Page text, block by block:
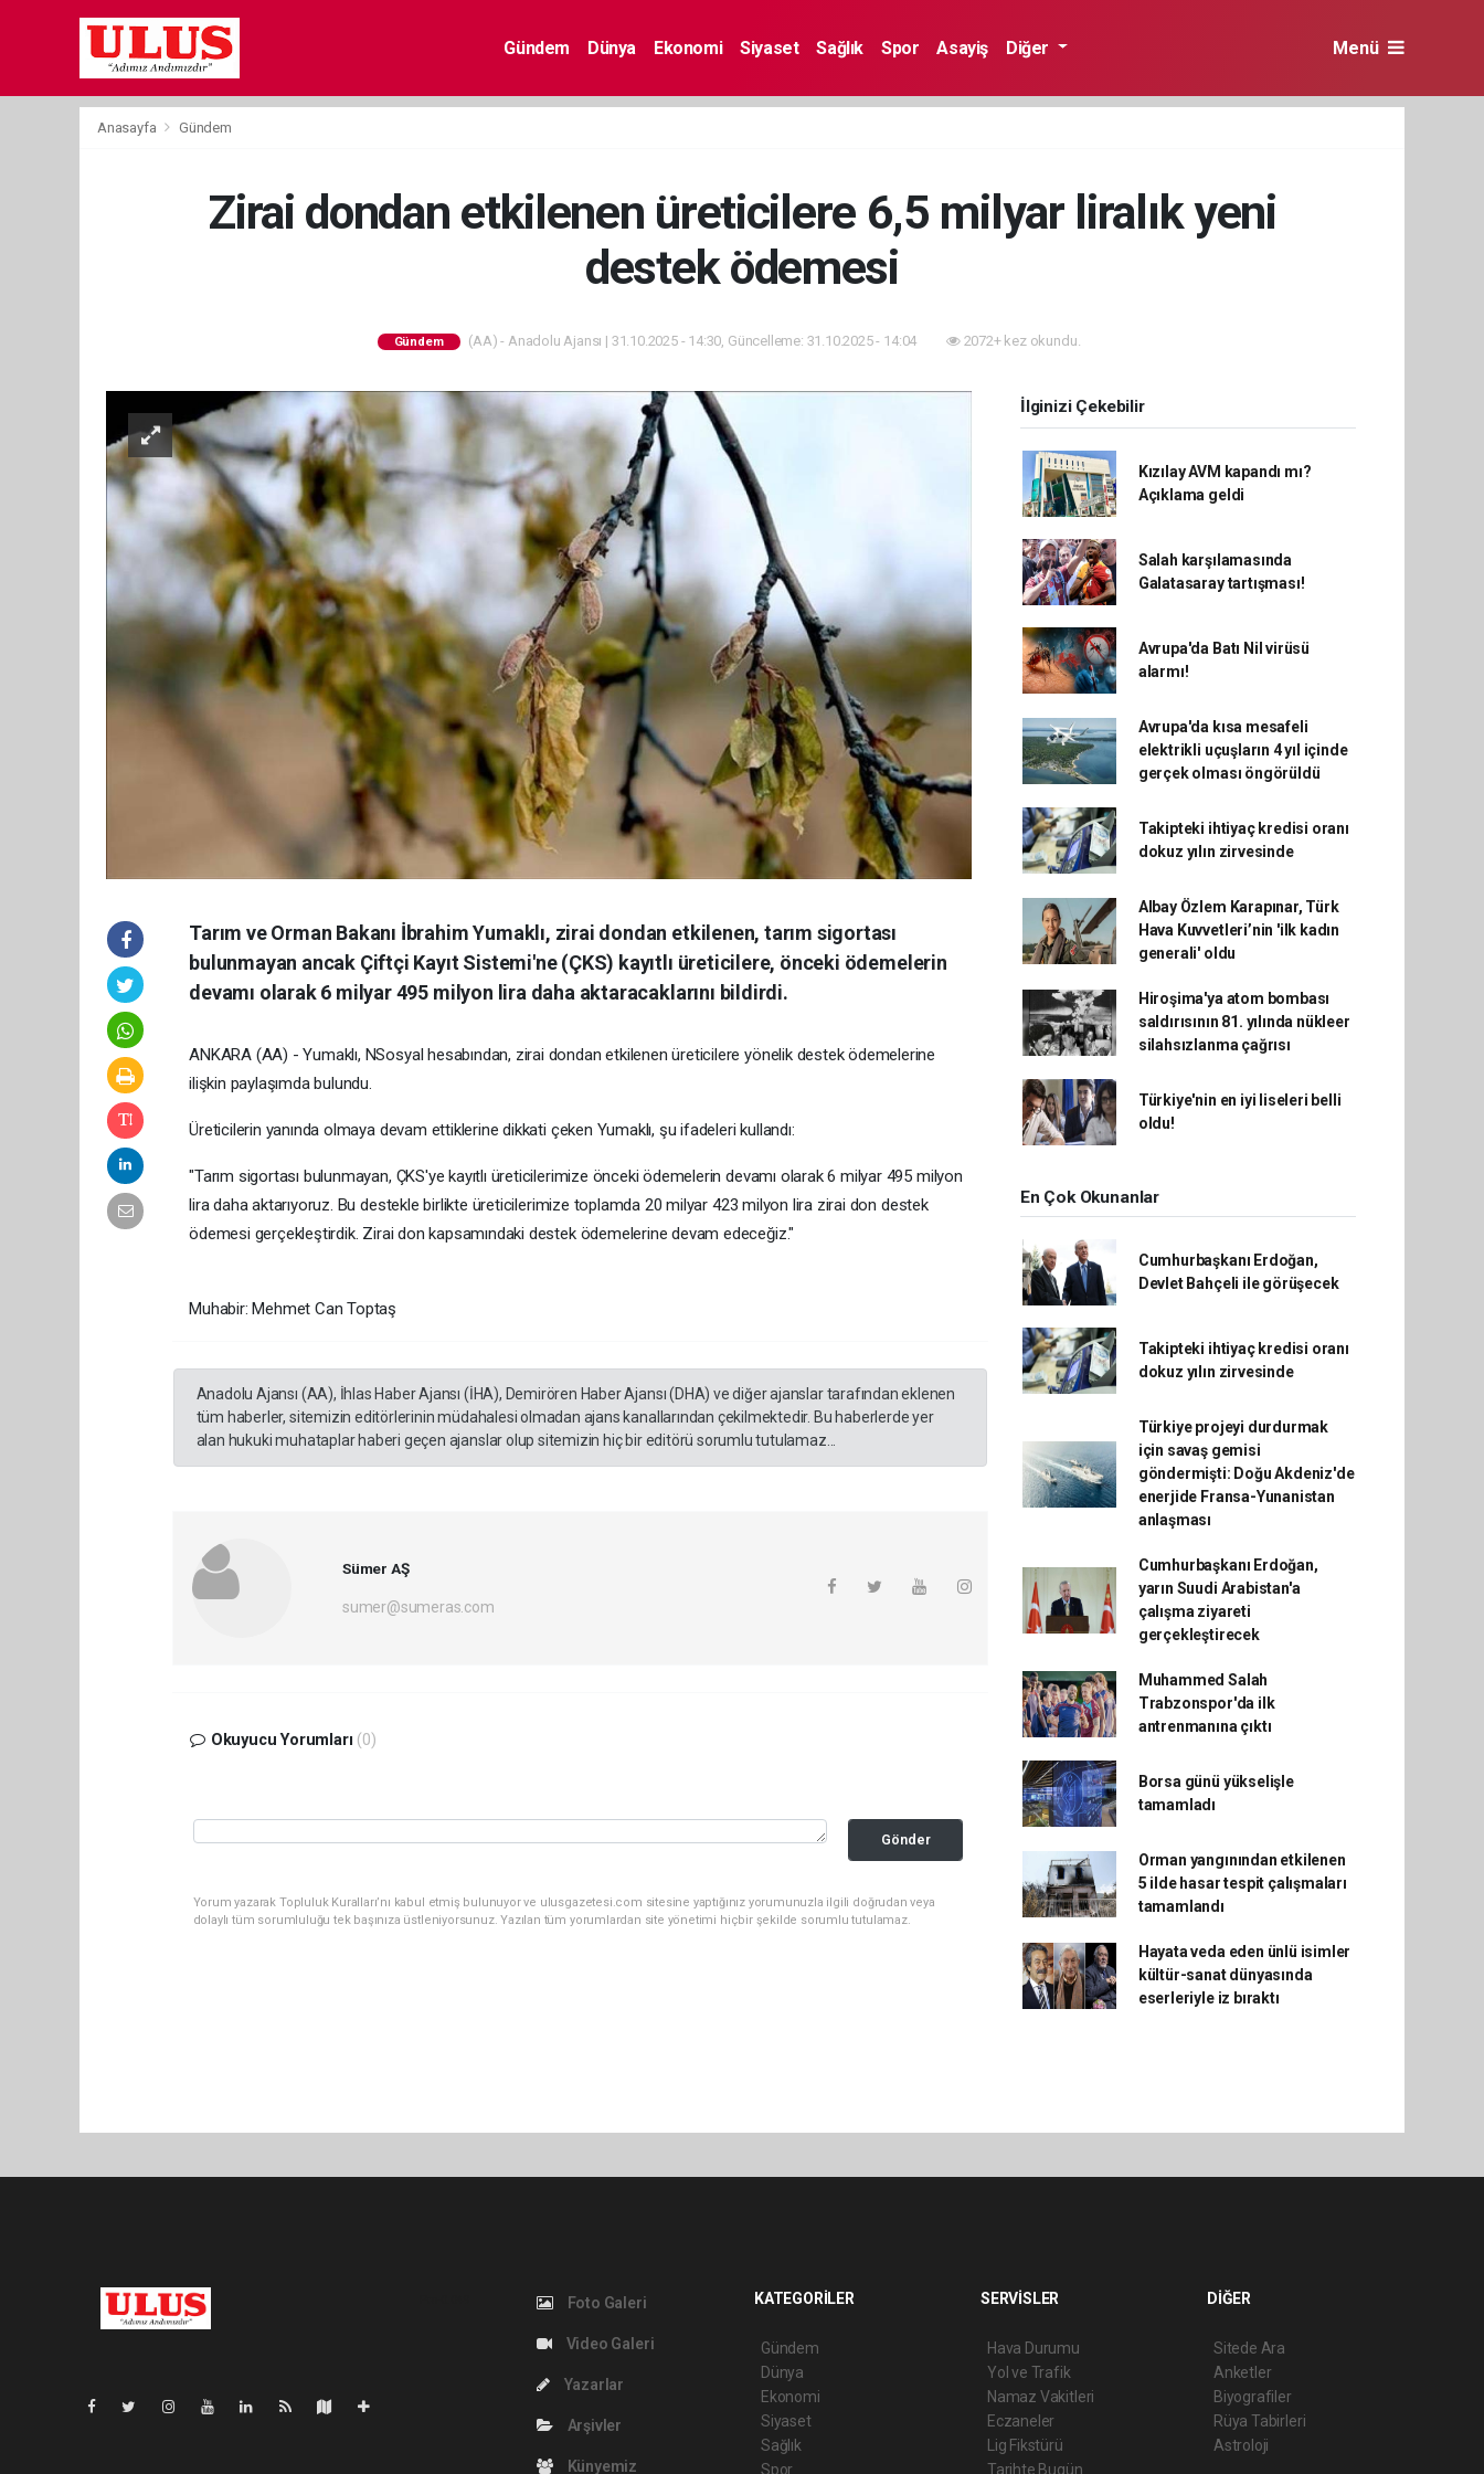
Gündem Dünya Ekonomi Siyaset Sağlık Spor Asayiş Diğer Menü
Anasayfa Gündem
Zirai dondan etkilenen üreticilere 6,5 milyar liralık yeni
destek ödemesi
Gündem (AA) - Anadolu Ajansı | 31.10.2025 - 14:30, Güncelleme: 31.10.2025 - 14:04 2072+ kez okundu.
Tarım ve Orman Bakanı İbrahim Yumaklı, zirai dondan etkilenen, tarım sigortası
bulunmayan ancak Çiftçi Kayıt Sistemi'ne (ÇKS) kayıtlı üreticilere, önceki ödemelerin
devamı olarak 6 milyar 495 milyon lira daha aktaracaklarını bildirdi.
ANKARA (AA) - Yumaklı, NSosyal hesabından, zirai dondan etkilenen üreticilere yönelik destek ödemelerine
ilişkin paylaşımda bulundu.
Üreticilerin yanında olmaya devam ettiklerine dikkati çeken Yumaklı, şu ifadeleri kullandı:
"Tarım sigortası bulunmayan, ÇKS'ye kayıtlı üreticilerimize önceki ödemelerin devamı olarak 6 milyar 495 milyon
lira daha aktarıyoruz. Bu destekle birlikte üreticilerimize toplamda 20 milyar 423 milyon lira zirai don destek
ödemesi gerçekleştirdik. Zirai don kapsamındaki destek ödemelerine devam edeceğiz."
Muhabir: Mehmet Can Toptaş
Anadolu Ajansı (AA), İhlas Haber Ajansı (İHA), Demirören Haber Ajansı (DHA) ve diğer ajanslar tarafından eklenen
tüm haberler, sitemizin editörlerinin müdahalesi olmadan ajans kanallarından çekilmektedir. Bu haberlerde yer
alan hukuki muhataplar haberi geçen ajanslar olup sitemizin hiç bir editörü sorumlu tutulamaz...
Sümer AŞ
sumer@sumeras.com
Okuyucu Yorumları (0)
Gönder
Yorum yazarak Topluluk Kuralları’nı kabul etmiş bulunuyor ve ulusgazetesi.com sitesine yaptığınız yorumunuzla ilgili doğrudan veya
dolaylı tüm sorumluluğu tek başınıza üstleniyorsunuz. Yazılan tüm yorumlardan site yönetimi hiçbir şekilde sorumlu tutulamaz.
İlginizi Çekebilir
Kızılay AVM kapandı mı?
Açıklama geldi
Salah karşılamasında
Galatasaray tartışması!
Avrupa'da Batı Nil virüsü
alarmı!
Avrupa'da kısa mesafeli
elektrikli uçuşların 4 yıl içinde
gerçek olması öngörüldü
Takipteki ihtiyaç kredisi oranı
dokuz yılın zirvesinde
Albay Özlem Karapınar, Türk
Hava Kuvvetleri’nin 'ilk kadın
generali' oldu
Hiroşima'ya atom bombası
saldırısının 81. yılında nükleer
silahsızlanma çağrısı
Türkiye'nin en iyi liseleri belli
oldu!
En Çok Okunanlar
Cumhurbaşkanı Erdoğan,
Devlet Bahçeli ile görüşecek
Takipteki ihtiyaç kredisi oranı
dokuz yılın zirvesinde
Türkiye projeyi durdurmak
için savaş gemisi
göndermişti: Doğu Akdeniz'de
enerjide Fransa-Yunanistan
anlaşması
Cumhurbaşkanı Erdoğan,
yarın Suudi Arabistan'a
çalışma ziyareti
gerçekleştirecek
Muhammed Salah
Trabzonspor'da ilk
antrenmanına çıktı
Borsa günü yükselişle
tamamladı
Orman yangınından etkilenen
5 ilde hasar tespit çalışmaları
tamamlandı
Hayata veda eden ünlü isimler
kültür-sanat dünyasında
eserleriyle iz bıraktı
Foto Galeri
Video Galeri
Yazarlar
Arşivler
Künyemiz
KATEGORİLER
Gündem
Dünya
Ekonomi
Siyaset
Sağlık
Spor
SERVİSLER
Hava Durumu
Yol ve Trafik
Namaz Vakitleri
Eczaneler
Lig Fikstürü
Tarihte Bugün
DİĞER
Sitede Ara
Anketler
Biyografiler
Rüya Tabirleri
Astroloji